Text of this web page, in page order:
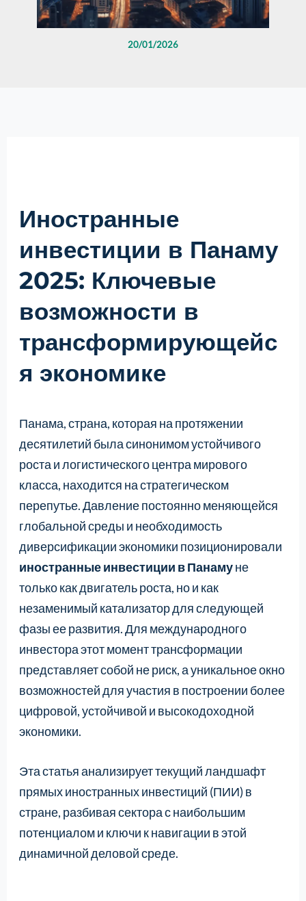
20/01/2026
Иностранные
инвестиции в Панаму
2025: Ключевые
возможности в
трансформирующейс
я экономике
Панама, страна, которая на протяжении
десятилетий была синонимом устойчивого
роста и логистического центра мирового
класса, находится на стратегическом
перепутье. Давление постоянно меняющейся
глобальной среды и необходимость
диверсификации экономики позиционировали
иностранные инвестиции в Панамуне
только как двигатель роста, но и как
незаменимый катализатор для следующей
фазы ее развития. Для международного
инвестора этот момент трансформации
представляет собой не риск, а уникальное окно
возможностей для участия в построении более
цифровой, устойчивой и высокодоходной
экономики.
Эта статья анализирует текущий ландшафт
прямых иностранных инвестиций (ПИИ) в
стране, разбивая сектора с наибольшим
потенциалом и ключи к навигации в этой
динамичной деловой среде.